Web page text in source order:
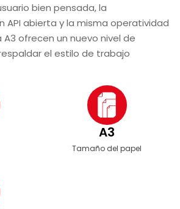
bien pensada, la
API abierta y la misma operatividad
ofrecen un nuevo nivel de
el estilo de trabajo
A3
Tamaño del papel